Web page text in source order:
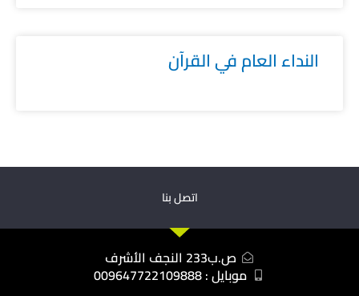
النداء العام في القرآن
اتصل بنا
ص.ب233 النجف الأشرف
موبايل : 009647722109888